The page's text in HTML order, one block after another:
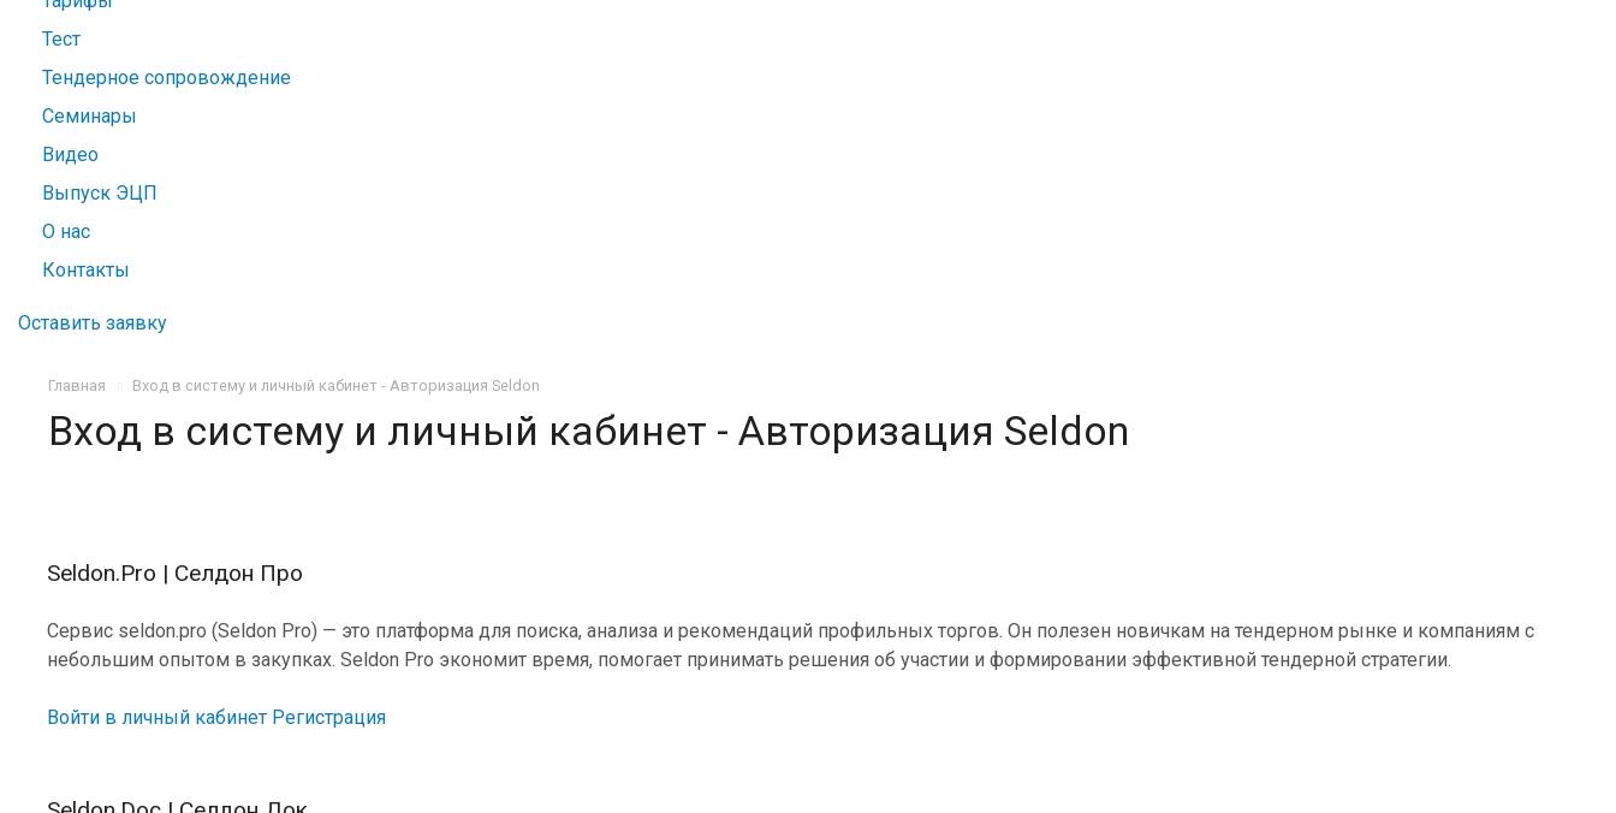
Тест
Тендерное сопровождение
Семинары
Видео
Выпуск ЭЦП
О нас
Контакты
Оставить заявку
Главная Вход в систему и личный кабинет - Авторизация Seldon
Вход в систему и личный кабинет - Авторизация Seldon
Seldon.Pro | Селдон Про
Сервис seldon.pro (Seldon Pro) — это платформа для поиска, анализа и рекомендаций профильных торгов. Он полезен новичкам на тендерном рынке и компаниям с
небольшим опытом в закупках. Seldon Pro экономит время, помогает принимать решения об участии и формировании эффективной тендерной стратегии.
Войти в личный кабинет Регистрация